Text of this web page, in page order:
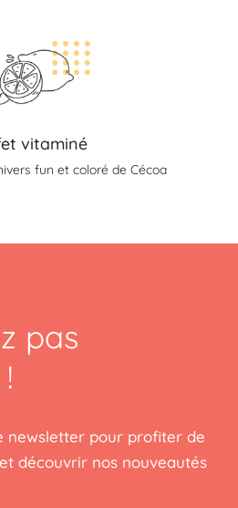
vitaminé
fun et coloré de Cécoa
pas
newsletter pour profiter de
découvrir nos nouveautés